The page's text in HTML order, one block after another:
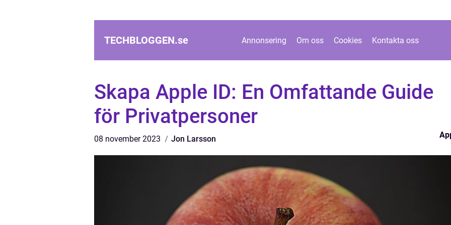
TECHBLOGGEN.se Annonsering Om oss Cookies Kontakta oss
Skapa Apple ID: En Omfattande Guide
för Privatpersoner
08 november 2023 Jon Larsson